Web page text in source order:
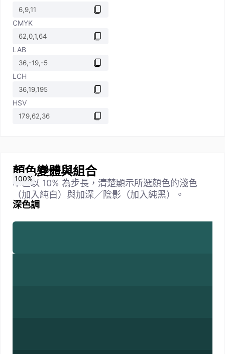
CMYK
LAB
LCH
HSV
顏色變體與組合
本區以 10% 為步長，清楚顯示所選顏色的淺色
（加入純白）與加深／陰影（加入純黑）。
深色調
0%
10%
20%
30%
40%
50%
60%
70%
80%
90%
100%